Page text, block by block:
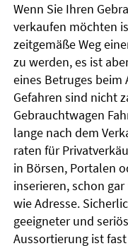
Wenn Sie Ihren
verkaufen möchten
zeitgemäße Weg
zu werden, es ist
eines Betruges beim
Gefahren sind nicht
Gebrauchtwagen
lange nach dem
raten für
in Börsen, Portalen
inserieren, schon
wie Adresse.
geeigneter und
Aussortierung ist